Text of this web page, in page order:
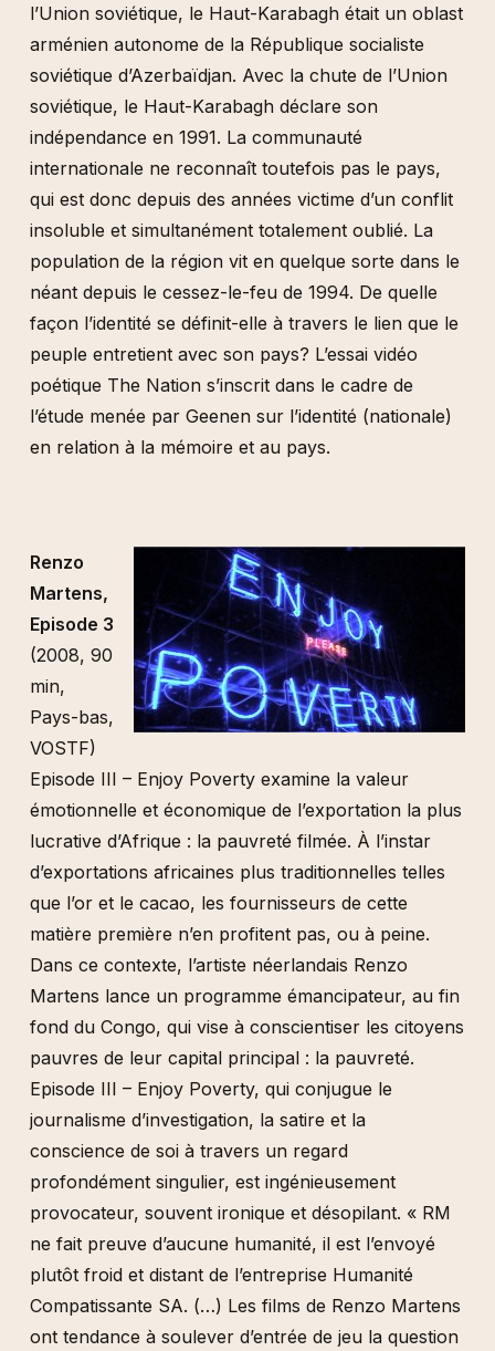
l’Union soviétique, le Haut-Karabagh était un oblast
arménien autonome de la République socialiste
soviétique d’Azerbaïdjan. Avec la chute de l’Union
soviétique, le Haut-Karabagh déclare son
indépendance en 1991. La communauté
internationale ne reconnaît toutefois pas le pays,
qui est donc depuis des années victime d’un conflit
insoluble et simultanément totalement oublié. La
population de la région vit en quelque sorte dans le
néant depuis le cessez-le-feu de 1994. De quelle
façon l’identité se définit-elle à travers le lien que le
peuple entretient avec son pays? L’essai vidéo
poétique The Nation s’inscrit dans le cadre de
l’étude menée par Geenen sur l’identité (nationale)
en relation à la mémoire et au pays.
Renzo
Martens,
Episode 3
(2008, 90
min,
Pays-bas,
VOSTF)
Episode III – Enjoy Poverty examine la valeur
émotionnelle et économique de l’exportation la plus
lucrative d’Afrique : la pauvreté filmée. À l’instar
d’exportations africaines plus traditionnelles telles
que l’or et le cacao, les fournisseurs de cette
matière première n’en profitent pas, ou à peine.
Dans ce contexte, l’artiste néerlandais Renzo
Martens lance un programme émancipateur, au fin
fond du Congo, qui vise à conscientiser les citoyens
pauvres de leur capital principal : la pauvreté.
Episode III – Enjoy Poverty, qui conjugue le
journalisme d’investigation, la satire et la
conscience de soi à travers un regard
profondément singulier, est ingénieusement
provocateur, souvent ironique et désopilant. « RM
ne fait preuve d’aucune humanité, il est l’envoyé
plutôt froid et distant de l’entreprise Humanité
Compatissante SA. (…) Les films de Renzo Martens
ont tendance à soulever d’entrée de jeu la question